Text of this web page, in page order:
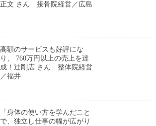
正文 さん 接骨院経営／広島
高額のサービスも好評にな
り、 760万円以上の売上を達
成！辻剛広 さん 整体院経営
／福井
「身体の使い方を学んだこと
で、独立し仕事の幅が広がり